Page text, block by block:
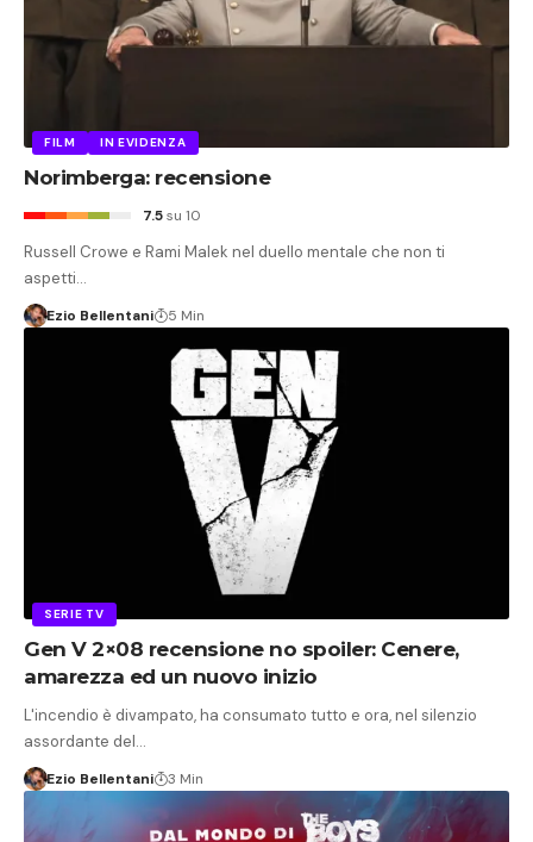
FILM IN EVIDENZA
Norimberga: recensione
7.5su 10
Russell Crowe e Rami Malek nel duello mentale che non ti
aspetti…
Ezio Bellentani 5 Min
SERIE TV
Gen V 2×08 recensione no spoiler: Cenere,
amarezza ed un nuovo inizio
L'incendio è divampato, ha consumato tutto e ora, nel silenzio
assordante del…
Ezio Bellentani 3 Min